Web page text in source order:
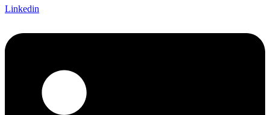
Linkedin